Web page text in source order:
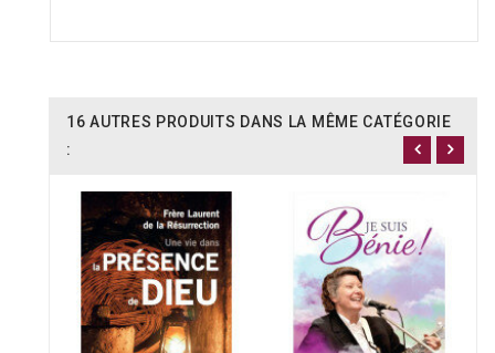
16 AUTRES PRODUITS DANS LA MÊME CATÉGORIE
: